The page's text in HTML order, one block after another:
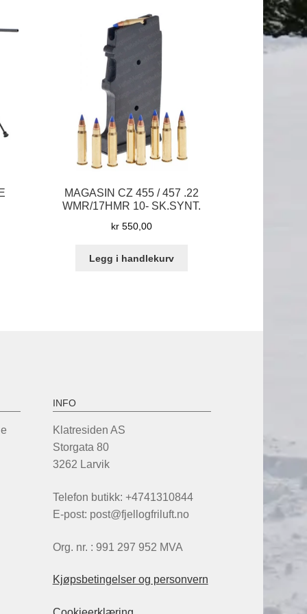
MAGASIN CZ 455 / 457 .22
WMR/17HMR 10- SK.SYNT.
kr 550,00
Legg i handlekurv
INFO
Klatresiden AS
Storgata 80
3262 Larvik
Telefon butikk: +4741310844
E-post: post@fjellogfriluft.no
Org. nr. : 991 297 952 MVA
Kjøpsbetingelser og personvern